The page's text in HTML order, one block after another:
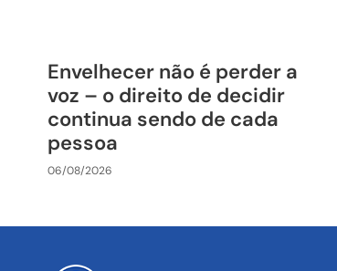
Envelhecer não é perder a
voz – o direito de decidir
continua sendo de cada
pessoa
06/08/2026